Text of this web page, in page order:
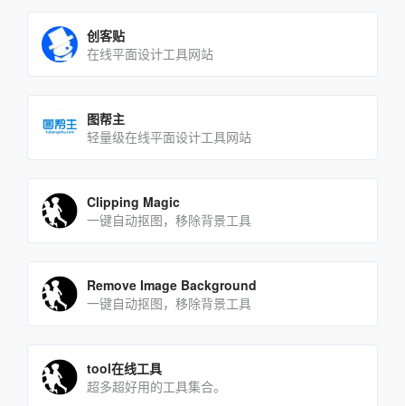
创客贴
在线平面设计工具网站
图帮主
轻量级在线平面设计工具网站
Clipping Magic
一键自动抠图，移除背景工具
Remove Image Background
一键自动抠图，移除背景工具
tool在线工具
超多超好用的工具集合。